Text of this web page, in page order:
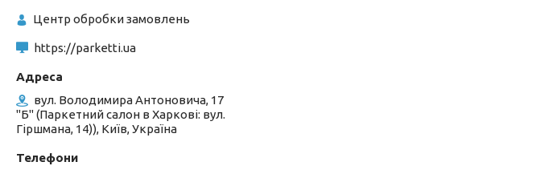
Центр обробки замовлень
https://parketti.ua
вул. Володимира Антоновича, 17
"Б" (Паркетний салон в Харкові: вул.
Гіршмана, 14)), Київ, Україна